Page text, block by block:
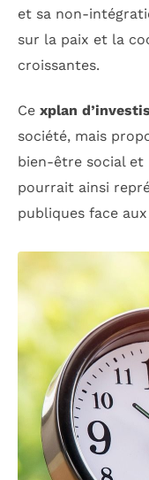
et sa non-
sur la paix et la
croissantes.
Ce xplan
société, mais
bien-être social
pourrait ainsi
publiques face